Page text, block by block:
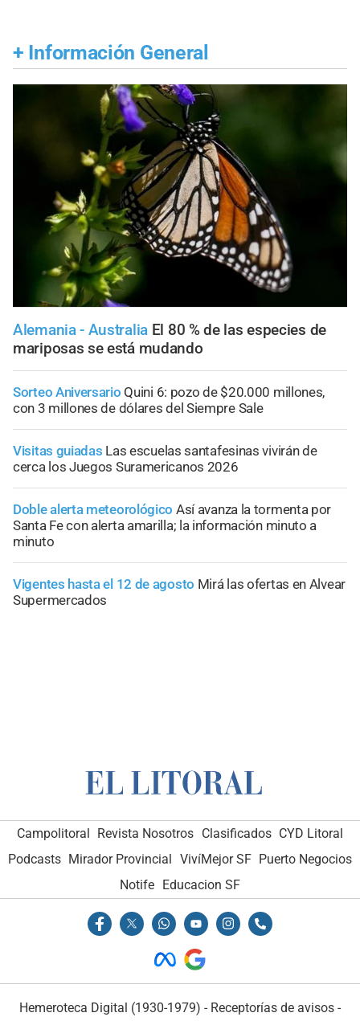
+ Información General
Alemania - Australia El 80 % de las especies de
mariposas se está mudando
Sorteo Aniversario Quini 6: pozo de $20.000 millones,
con 3 millones de dólares del Siempre Sale
Visitas guiadas Las escuelas santafesinas vivirán de
cerca los Juegos Suramericanos 2026
Doble alerta meteorológico Así avanza la tormenta por
Santa Fe con alerta amarilla; la información minuto a
minuto
Vigentes hasta el 12 de agosto Mirá las ofertas en Alvear
Supermercados
Campolitoral Revista Nosotros Clasificados CYD Litoral
Podcasts Mirador Provincial VivíMejor SF Puerto Negocios
Notife Educacion SF
Hemeroteca Digital (1930-1979) - Receptorías de avisos -